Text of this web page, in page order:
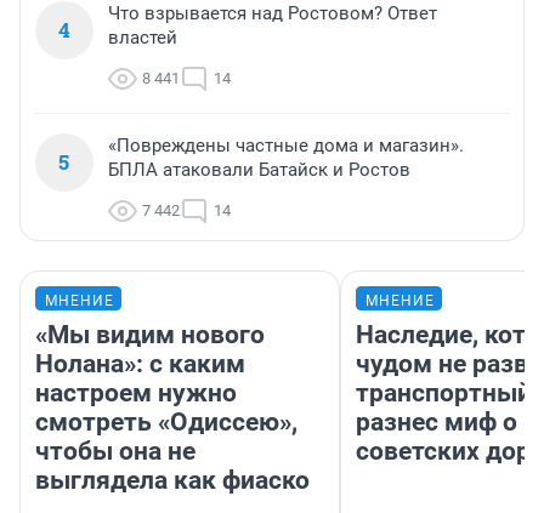
4
Что взрывается над Ростовом? Ответ
властей
8 441 14
5
«Повреждены частные дома и магазин».
БПЛА атаковали Батайск и Ростов
7 442 14
МНЕНИЕ
«Мы видим нового
Нолана»: с каким
настроем нужно
смотреть «Одиссею»,
чтобы она не
выглядела как фиаско
МНЕНИЕ
Наследие,
чудом не
транспортный
разнес миф о
советских